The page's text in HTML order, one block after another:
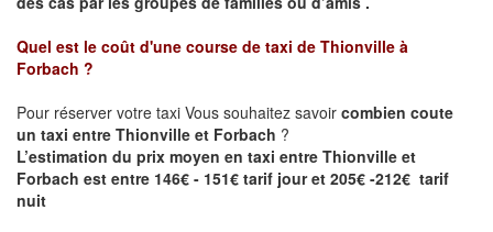
Quel est le coût d'une course de taxi de Thionville à
Forbach ?
Pour réserver votre taxi Vous souhaitez savoir combien coute
un taxi entre Thionville et Forbach ?
L’estimation du prix moyen en taxi entre Thionville et
Forbach est entre 146€ - 151€ tarif jour et 205€ -212€ tarif
nuit